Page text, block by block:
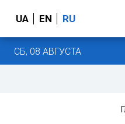
UA EN RU
СБ, 08 АВГУСТА